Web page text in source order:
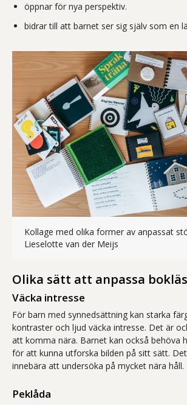
öppnar för nya perspektiv.
bidrar till att barnet ser sig själv som en
Kollage med olika former av anpassat
Lieselotte van der Meijs
Olika sätt att anpassa
Väcka intresse
För barn med synnedsättning kan starka
kontraster och ljud väcka intresse. Det är
att komma nära. Barnet kan också behöva
för att kunna utforska bilden på sitt sätt.
innebära att undersöka på mycket nära håll.
Peklåda